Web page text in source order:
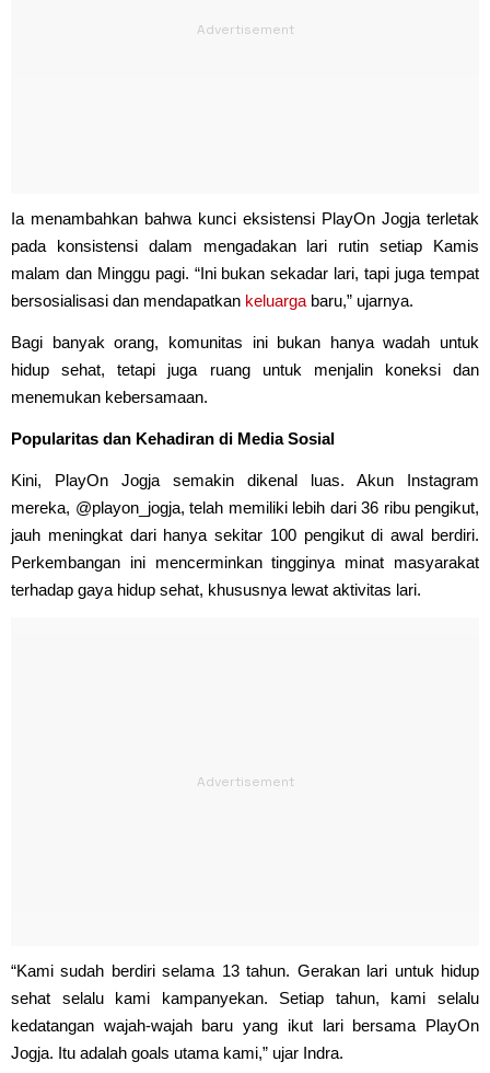
Ia menambahkan bahwa kunci eksistensi PlayOn Jogja terletak
pada konsistensi dalam mengadakan lari rutin setiap Kamis
malam dan Minggu pagi. “Ini bukan sekadar lari, tapi juga tempat
bersosialisasi dan mendapatkan keluarga baru,” ujarnya.
Bagi banyak orang, komunitas ini bukan hanya wadah untuk
hidup sehat, tetapi juga ruang untuk menjalin koneksi dan
menemukan kebersamaan.
Popularitas dan Kehadiran di Media Sosial
Kini, PlayOn Jogja semakin dikenal luas. Akun Instagram
mereka, @playon_jogja, telah memiliki lebih dari 36 ribu pengikut,
jauh meningkat dari hanya sekitar 100 pengikut di awal berdiri.
Perkembangan ini mencerminkan tingginya minat masyarakat
terhadap gaya hidup sehat, khususnya lewat aktivitas lari.
“Kami sudah berdiri selama 13 tahun. Gerakan lari untuk hidup
sehat selalu kami kampanyekan. Setiap tahun, kami selalu
kedatangan wajah-wajah baru yang ikut lari bersama PlayOn
Jogja. Itu adalah goals utama kami,” ujar Indra.